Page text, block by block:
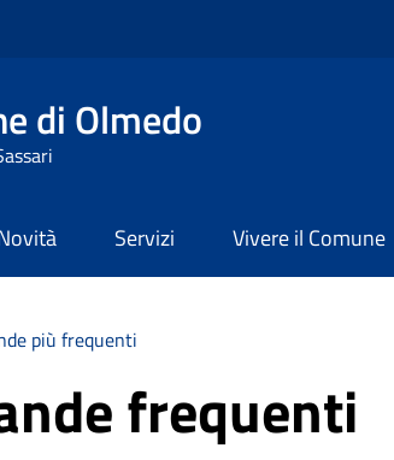
di Olmedo
Servizi Vivere il Comune
più frequenti
frequenti